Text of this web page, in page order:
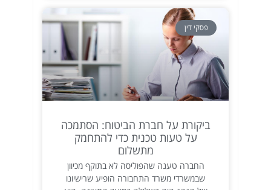
פסקי דין
ביקורת על חברת הביטוח: הסתמכה
על טעות טכנית כדי להתחמק
מתשלום
החברה טענה שהפוליסה לא בתוקף מכיוון
שבמשרדי משרד התחבורה הופיע שרישיונו